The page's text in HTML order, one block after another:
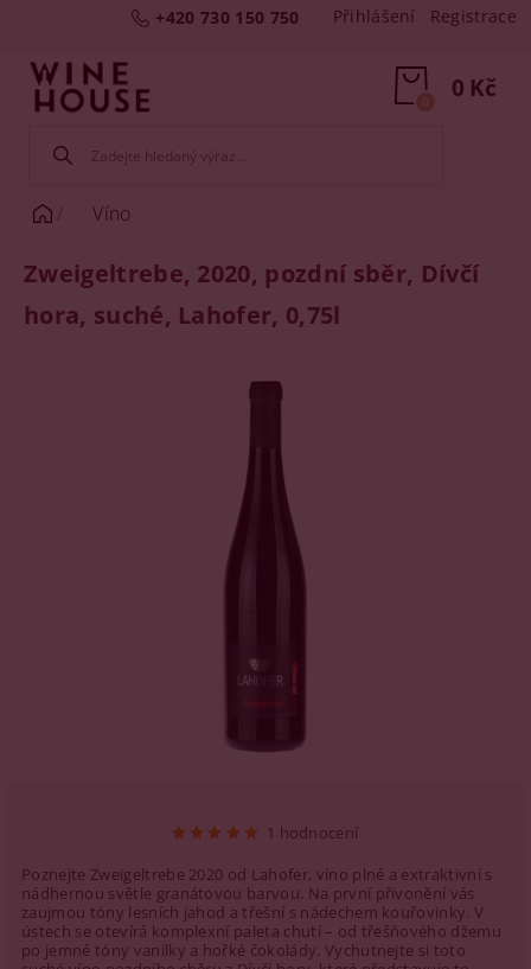
+420 730 150 750 Přihlášení Registrace
0 Kč
0
Víno
Zweigeltrebe, 2020, pozdní sběr, Dívčí
hora, suché, Lahofer, 0,75l
1 hodnocení
Poznejte Zweigeltrebe 2020 od Lahofer, víno plné a extraktivní s
nádhernou světle granátovou barvou. Na první přivonění vás
zaujmou tóny lesních jahod a třešní s nádechem kouřovinky. V
ústech se otevírá komplexní paleta chutí – od třešňového džemu
po jemné tóny vanilky a hořké čokolády. Vychutnejte si toto